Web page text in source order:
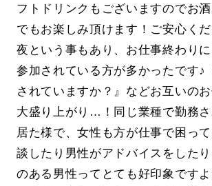
フトドリンクもございますのでお
でもお楽しみ頂けます！ご安心く
夜という事もあり、お仕事終わり
参加されている方が多かったです♪
されていますか？』などお互いの
大盛り上がり…！同じ業種で勤務
居た様で、女性も方が仕事で困っ
談したり男性がアドバイスをした
のある男性ってとても好印象です